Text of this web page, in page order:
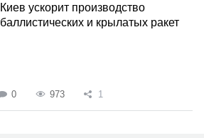
Киев ускорит производство
баллистических и крылатых ракет
0 973 1